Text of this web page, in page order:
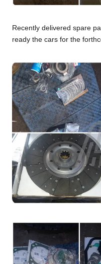
Recently delivered spare
ready the cars for the